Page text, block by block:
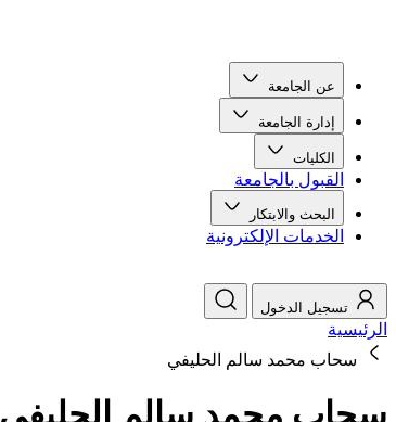
عن الجامعة
إدارة الجامعة
الكليات
القبول بالجامعة
البحث والابتكار
الخدمات الإلكترونية
تسجيل الدخول
الرئيسية
سحاب محمد سالم الحليفي